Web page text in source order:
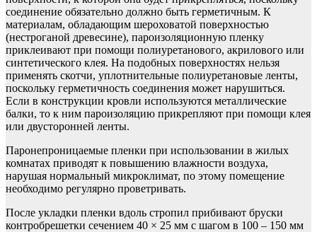
соединение обязательно должно быть герметичным. К
материалам, обладающим шероховатой поверхностью
(нестроганой древесине), пароизоляционную пленку
приклеивают при помощи полиуретанового, акрилового или
синтетического клея. На подобных поверхностях нельзя
применять скотчи, уплотнительные полиуретановые ленты,
поскольку герметичность соединения может нарушиться.
Если в конструкции кровли используются металлические
балки, то к ним пароизоляцию прикрепляют при помощи клея
или двусторонней ленты.
Паронепроницаемые пленки при использовании в жилых
комнатах приводят к повышению влажности воздуха,
нарушая нормальный микроклимат, по этому помещение
необходимо регулярно проветривать.
После укладки пленки вдоль стропил прибивают бруски
контробрешетки сечением 40 × 25 мм с шагом в 100 – 150 мм